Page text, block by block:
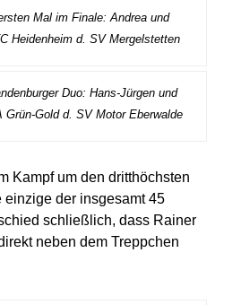
Mal im Finale: Andrea und
Heidenheim d. SV Mergelstetten
Duo: Hans-Jürgen und
Gold d. SV Motor Eberwalde
Kampf um den dritthöchsten
einzige der insgesamt 45
schließlich, dass Rainer
neben dem Treppchen